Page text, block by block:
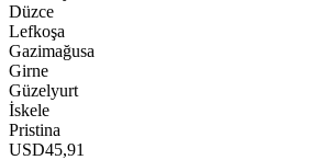
Düzce
Lefkoşa
Gazimağusa
Girne
Güzelyurt
İskele
Pristina
USD45,91